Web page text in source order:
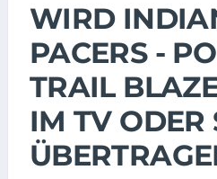
WIRD
PACERS -
TRAIL
IM TV ODER